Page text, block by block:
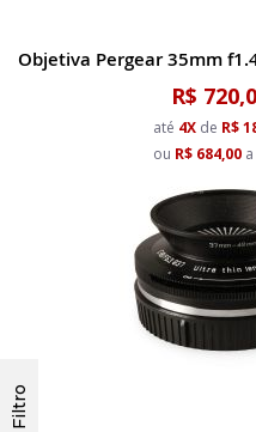
Objetiva Pergear 35mm
R$
até 4Xde R$
ou R$ 684,00a
Filtro